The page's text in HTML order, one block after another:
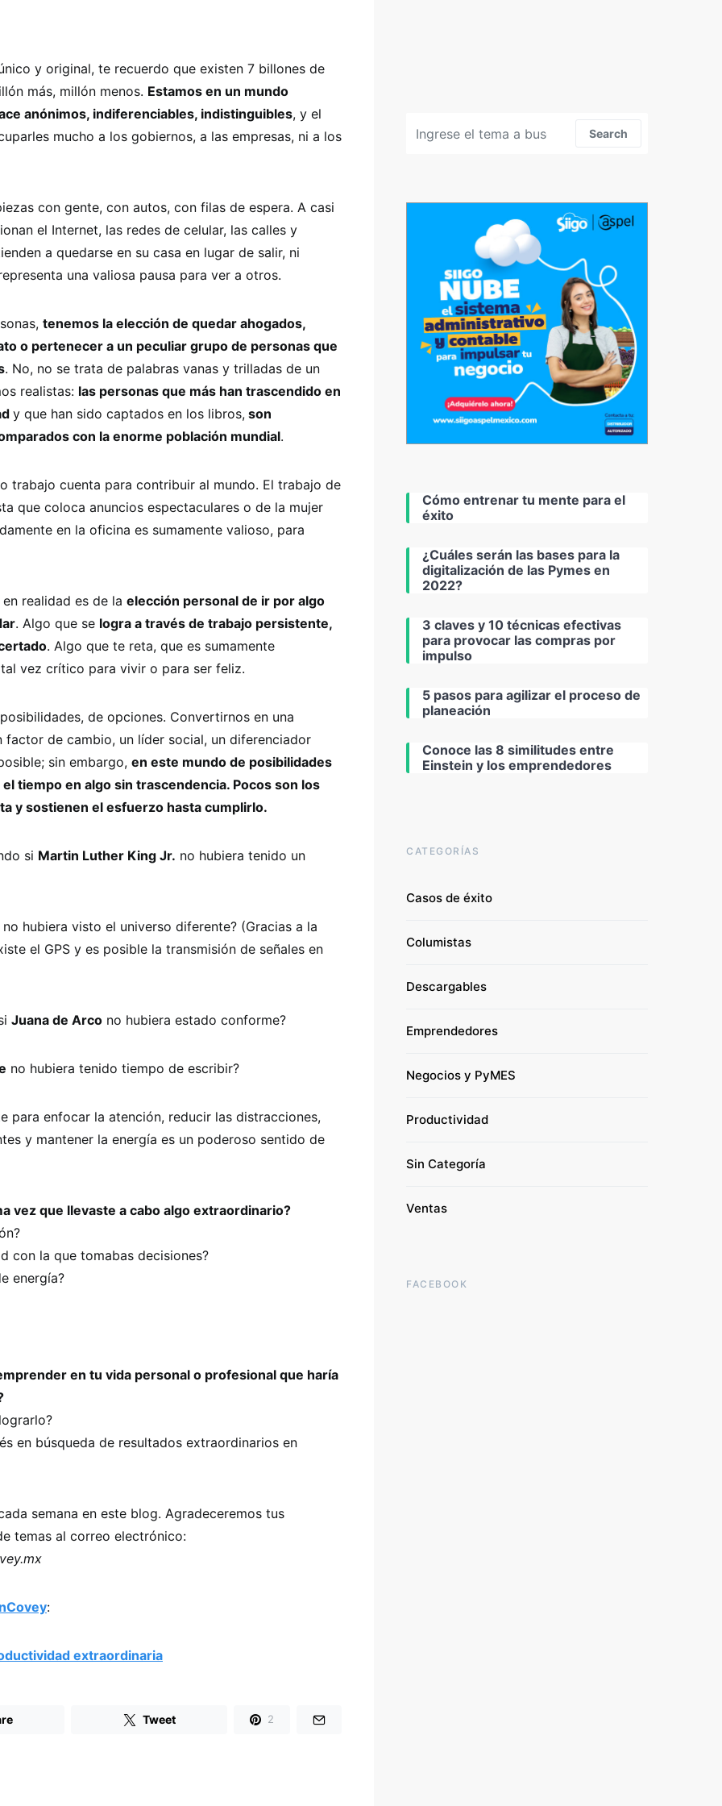
y original, te recuerdo que existen 7 billones de
más, millón menos. Estamos en un mundo
anónimos, indiferenciables, indistinguibles, y el
mucho a los gobiernos, a las empresas, ni a los
con gente, con autos, con filas de espera. A casi
el Internet, las redes de celular, las calles y
a quedarse en su casa en lugar de salir, ni
una valiosa pausa para ver a otros.
tenemos la elección de quedar ahogados,
o pertenecer a un peculiar grupo de personas que
. No, no se trata de palabras vanas y trilladas de un
realistas: las personas que más han trascendido en
y que han sido captados en los libros, son
con la enorme población mundial.
trabajo cuenta para contribuir al mundo. El trabajo de
que coloca anuncios espectaculares o de la mujer
en la oficina es sumamente valioso, para
realidad es de la elección personal de ir por algo
. Algo que se logra a través de trabajo persistente,
. Algo que te reta, que es sumamente
vez crítico para vivir o para ser feliz.
de opciones. Convertirnos en una
factor de cambio, un líder social, un diferenciador
sin embargo, en este mundo de posibilidades
tiempo en algo sin trascendencia. Pocos son los
y sostienen el esfuerzo hasta cumplirlo.
si Martin Luther King Jr. no hubiera tenido un
no hubiera visto el universo diferente? (Gracias a la
el GPS y es posible la transmisión de señales en
Juana de Arco no hubiera estado conforme?
no hubiera tenido tiempo de escribir?
para enfocar la atención, reducir las distracciones,
y mantener la energía es un poderoso sentido de
vez que llevaste a cabo algo extraordinario?
con la que tomabas decisiones?
energía?
en tu vida personal o profesional que haría
en búsqueda de resultados extraordinarios en
semana en este blog. Agradeceremos tus
temas al correo electrónico:
:
extraordinaria
Tweet 2
Search
Cómo entrenar tu mente para el
éxito
¿Cuáles serán las bases para la
digitalización de las Pymes en
2022?
3 claves y 10 técnicas efectivas
para provocar las compras por
impulso
5 pasos para agilizar el proceso de
planeación
Conoce las 8 similitudes entre
Einstein y los emprendedores
CATEGORÍAS
Casos de éxito
Columistas
Descargables
Emprendedores
Negocios y PyMES
Productividad
Sin Categoría
Ventas
FACEBOOK